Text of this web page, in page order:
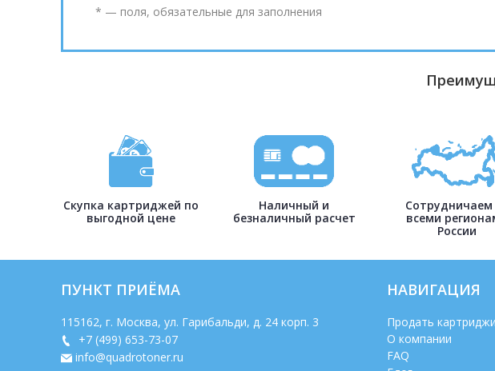
* — поля, обязательные для заполнения
Скупка картриджей по
выгодной цене
Наличный и
безналичный расчет
Сотрудничаем
всеми
России
ПУНКТ ПРИЁМА
115162, г. Москва, ул. Гарибальди, д. 24 корп. 3
+7 (499) 653-73-07
info@quadrotoner.ru
НАВИГАЦИЯ
Продать картриджи
О компании
FAQ